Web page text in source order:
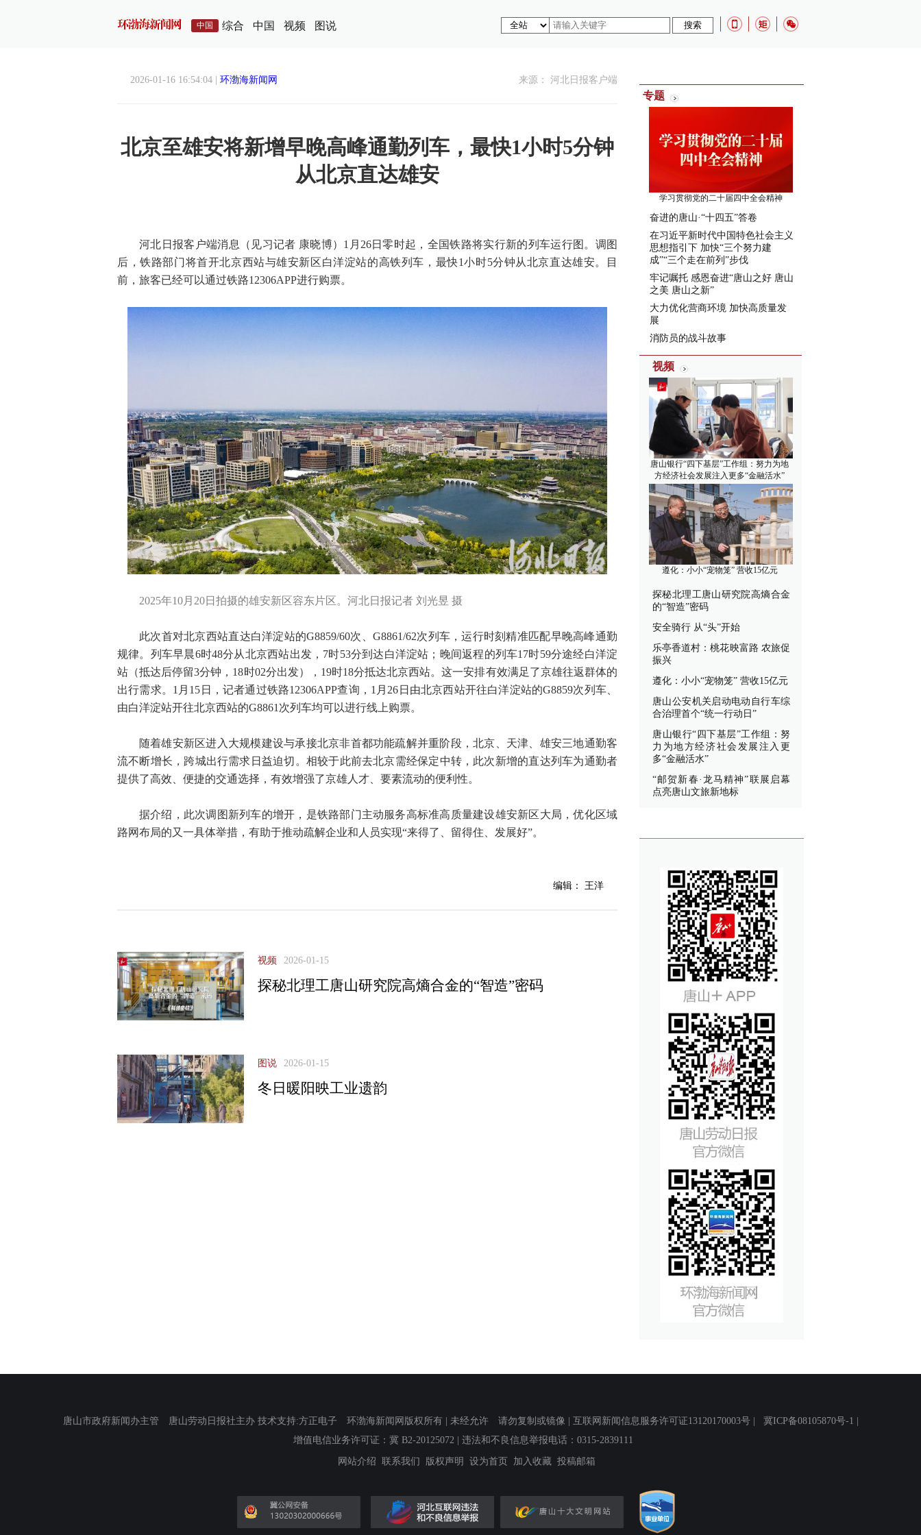
中国 综合 中国 视频 图说
2026-01-16 16:54:04 | 环渤海新闻网 来源： 河北日报客户端
北京至雄安将新增早晚高峰通勤列车，最快1小时5分钟
从北京直达雄安
河北日报客户端消息（见习记者 康晓博）1月26日零时起，全国铁路将实行新的列车运行图。调图
后，铁路部门将首开北京西站与雄安新区白洋淀站的高铁列车，最快1小时5分钟从北京直达雄安。目
前，旅客已经可以通过铁路12306APP进行购票。
2025年10月20日拍摄的雄安新区容东片区。河北日报记者 刘光昱 摄
此次首对北京西站直达白洋淀站的G8859/60次、G8861/62次列车，运行时刻精准匹配早晚高峰通勤
规律。列车早晨6时48分从北京西站出发，7时53分到达白洋淀站；晚间返程的列车17时59分途经白洋淀
站（抵达后停留3分钟，18时02分出发），19时18分抵达北京西站。这一安排有效满足了京雄往返群体的
出行需求。1月15日，记者通过铁路12306APP查询，1月26日由北京西站开往白洋淀站的G8859次列车、
由白洋淀站开往北京西站的G8861次列车均可以进行线上购票。
随着雄安新区进入大规模建设与承接北京非首都功能疏解并重阶段，北京、天津、雄安三地通勤客
流不断增长，跨城出行需求日益迫切。相较于此前去北京需经保定中转，此次新增的直达列车为通勤者
提供了高效、便捷的交通选择，有效增强了京雄人才、要素流动的便利性。
据介绍，此次调图新列车的增开，是铁路部门主动服务高标准高质量建设雄安新区大局，优化区域
路网布局的又一具体举措，有助于推动疏解企业和人员实现“来得了、留得住、发展好”。
编辑： 王洋
视频 2026-01-15
探秘北理工唐山研究院高熵合金的“智造”密码
图说 2026-01-15
冬日暖阳映工业遗韵
专题
学习贯彻党的二十届四中全会精神
奋进的唐山·“十四五”答卷
在习近平新时代中国特色社会主义
思想指引下 加快“三个努力建
成”“三个走在前列”步伐
牢记嘱托 感恩奋进“唐山之好 唐山
之美 唐山之新”
大力优化营商环境 加快高质量发
展
消防员的战斗故事
视频
唐山银行“四下基层”工作组：努力为地
方经济社会发展注入更多“金融活水”
遵化：小小“宠物笼” 营收15亿元
探秘北理工唐山研究院高熵合金
的“智造”密码
安全骑行 从“头”开始
乐亭香道村：桃花映富路 农旅促
振兴
遵化：小小“宠物笼” 营收15亿元
唐山公安机关启动电动自行车综
合治理首个“统一行动日”
唐山银行“四下基层”工作组：努
力为地方经济社会发展注入更
多“金融活水”
“邮贺新春·龙马精神”联展启幕
点亮唐山文旅新地标
唐山市政府新闻办主管 唐山劳动日报社主办 技术支持:方正电子 环渤海新闻网版权所有 | 未经允许 请勿复制或镜像 | 互联网新闻信息服务许可证13120170003号 | 冀ICP备08105870号-1
增值电信业务许可证：冀 B2-20125072 | 违法和不良信息举报电话：0315-2839111
网站介绍 联系我们 版权声明 设为首页 加入收藏 投稿邮箱